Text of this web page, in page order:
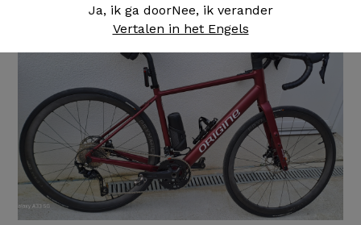
Ja, ik ga doorNee, ik verander
Vertalen in het Engels